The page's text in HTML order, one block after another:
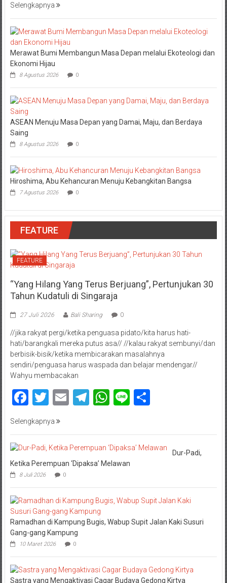
Selengkapnya
Merawat Bumi Membangun Masa Depan melalui Ekoteologi dan
Ekonomi Hijau
8 Agustus 2026 0
ASEAN Menuju Masa Depan yang Damai, Maju, dan Berdaya
Saing
8 Agustus 2026 0
Hiroshima, Abu Kehancuran Menuju Kebangkitan Bangsa
7 Agustus 2026 0
FEATURE
FEATURE
“Yang Hilang Yang Terus Berjuang”, Pertunjukan 30
Tahun Kudatuli di Singaraja
27 Juli 2026 Bali Sharing 0
//jika rakyat pergi/ketika penguasa pidato/kita harus hati-
hati/barangkali mereka putus asa// //kalau rakyat sembunyi/dan
berbisik-bisik/ketika membicarakan masalahnya
sendiri/penguasa harus waspada dan belajar mendengar//
Wahyu membacakan
Facebook
Twitter
EmailTelegram
WhatsApp
LineShare
Selengkapnya
Dur-Padi,
Ketika Perempuan ‘Dipaksa’ Melawan
8 Juli 2026 0
Ramadhan di Kampung Bugis, Wabup Supit Jalan Kaki Susuri
Gang-gang Kampung
10 Maret 2026 0
Sastra yang Mengaktivasi Cagar Budaya Gedong Kirtya